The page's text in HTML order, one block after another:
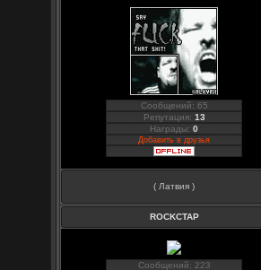
Сообщений: 65
Репутация: 13
Награды:0
Добавить в друзья
( Латвия )
ROCKCTAP
Сообщений: 223